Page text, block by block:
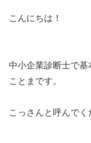
こんにちは！
中小企業診断士で基
ことまです。
こっさんと呼んでく